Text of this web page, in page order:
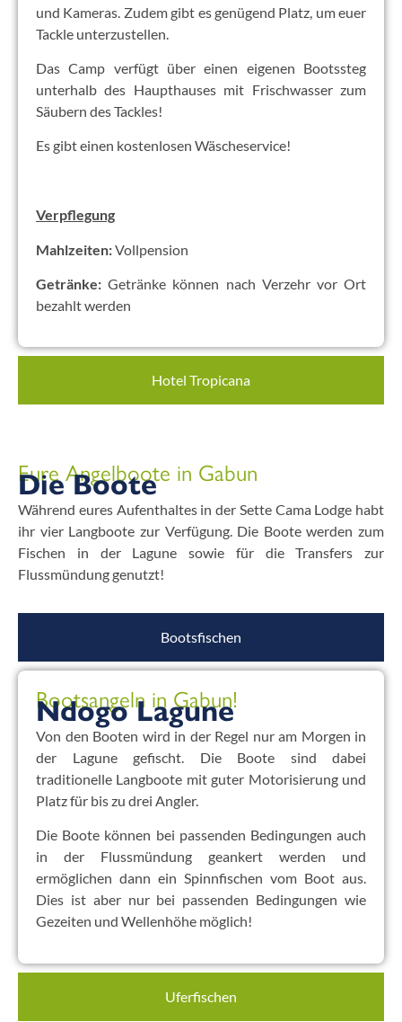
Hotel Tropicana
und Kameras. Zudem gibt es genügend Platz, um euer
Tackle unterzustellen.
Das Camp verfügt über einen eigenen Bootssteg
unterhalb des Haupthauses mit Frischwasser zum
Säubern des Tackles!
Es gibt einen kostenlosen Wäscheservice!
Verpflegung
Mahlzeiten:Vollpension
Getränke: Getränke können nach Verzehr vor Ort
bezahlt werden
Eure Angelboote in Gabun
Die Boote
Während eures Aufenthaltes in der Sette Cama Lodge habt
ihr vier Langboote zur Verfügung. Die Boote werden zum
Fischen in der Lagune sowie für die Transfers zur
Flussmündung genutzt!
Bootsfischen
Uferfischen
Bootsangeln in Gabun!
Ndogo Lagune
Von den Booten wird in der Regel nur am Morgen in
der Lagune gefischt. Die Boote sind dabei
traditionelle Langboote mit guter Motorisierung und
Platz für bis zu drei Angler.
Die Boote können bei passenden Bedingungen auch
in der Flussmündung geankert werden und
ermöglichen dann ein Spinnfischen vom Boot aus.
Dies ist aber nur bei passenden Bedingungen wie
Gezeiten und Wellenhöhe möglich!